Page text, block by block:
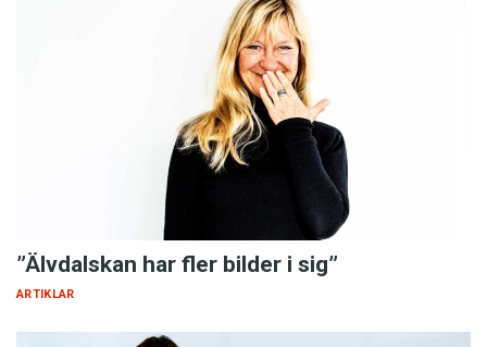
”Älvdalskan har fler bilder i sig”
ARTIKLAR